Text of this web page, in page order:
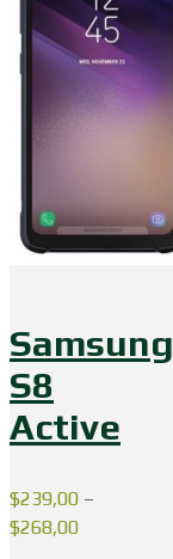
Samsung
S8
Active
$239,00 –
$268,00